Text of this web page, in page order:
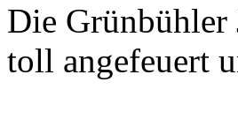
Die Grünbühler
toll angefeuert